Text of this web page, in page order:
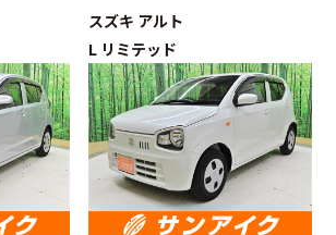
スズキ アルト
L リミテッド